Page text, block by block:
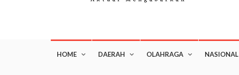
HOME DAERAH OLAHRAGA NASIONAL